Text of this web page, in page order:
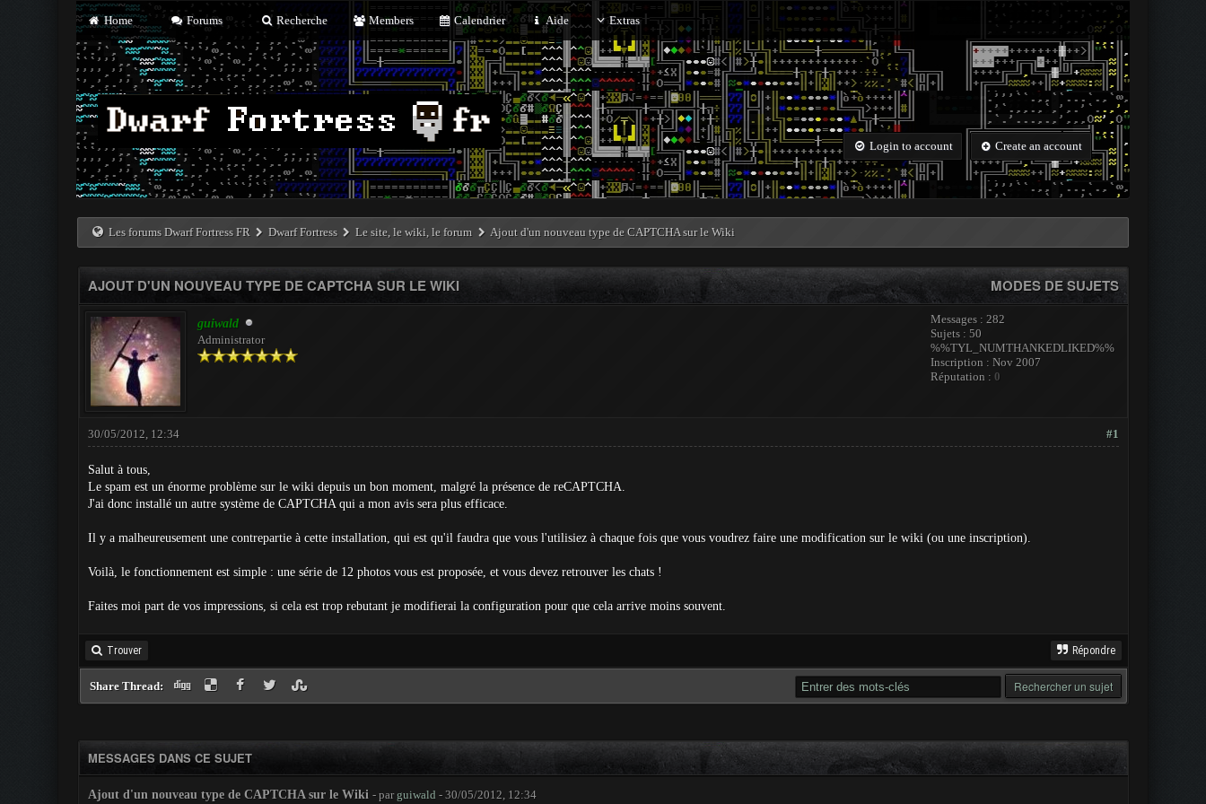
Home Forums Recherche Members Calendrier Aide Extras
Login to account Create an account
Les forums Dwarf Fortress FR Dwarf Fortress Le site, le wiki, le forum Ajout d'un nouveau type de CAPTCHA sur le Wiki
MODES DE SUJETS
AJOUT D'UN NOUVEAU TYPE DE CAPTCHA SUR LE WIKI
guiwald
Administrator
Messages : 282
Sujets : 50
%%TYL_NUMTHANKEDLIKED%%
Inscription : Nov 2007
Réputation : 0
#1
30/05/2012, 12:34
Salut à tous,
Le spam est un énorme problème sur le wiki depuis un bon moment, malgré la présence de reCAPTCHA.
J'ai donc installé un autre système de CAPTCHA qui a mon avis sera plus efficace.
Il y a malheureusement une contrepartie à cette installation, qui est qu'il faudra que vous l'utilisiez à chaque fois que vous voudrez faire une modification sur le wiki (ou une inscription).
Voilà, le fonctionnement est simple : une série de 12 photos vous est proposée, et vous devez retrouver les chats !
Faites moi part de vos impressions, si cela est trop rebutant je modifierai la configuration pour que cela arrive moins souvent.
Trouver Répondre
Share Thread:
MESSAGES DANS CE SUJET
Ajout d'un nouveau type de CAPTCHA sur le Wiki - par guiwald - 30/05/2012, 12:34